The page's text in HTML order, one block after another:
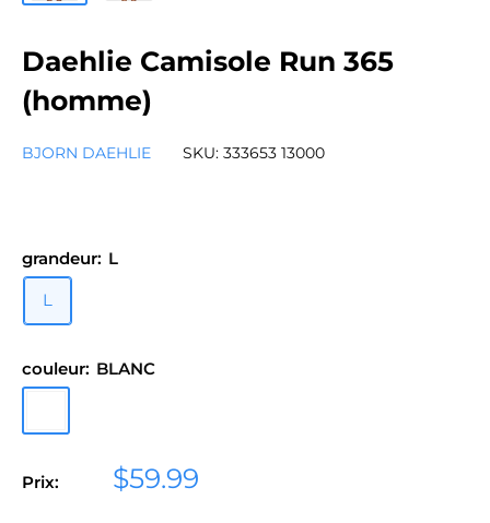
Daehlie Camisole Run 365
(homme)
BJORN DAEHLIE SKU: 333653 13000
grandeur: L
L
couleur: BLANC
Prix:
Prix
$59.99